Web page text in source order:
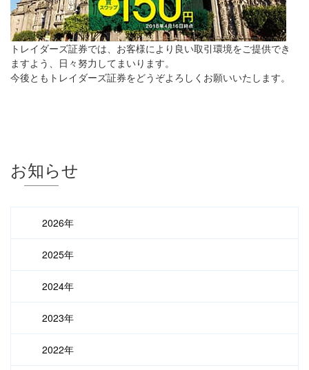
トレイダーズ証券では、お客様により良い取引環境をご提供でき
ますよう、日々努力してまいります。
今後ともトレイダーズ証券をどうぞよろしくお願いいたします。
お知らせ
2026年
2025年
2024年
2023年
2022年